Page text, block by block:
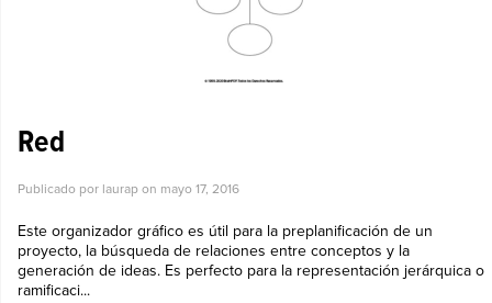
Red
Publicado por laurap on mayo 17, 2016
Este organizador gráfico es útil para la preplanificación de un
proyecto, la búsqueda de relaciones entre conceptos y la
generación de ideas. Es perfecto para la representación jerárquica o
ramificaci...